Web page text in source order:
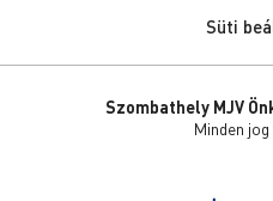
Süti
Szombathely MJV
Minden